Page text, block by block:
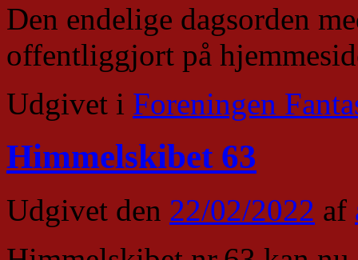
Den endelige dagsorden
offentliggjort på
Udgivet i Foreningen
Himmelskibet 63
Udgivet den 22/02/2022 af